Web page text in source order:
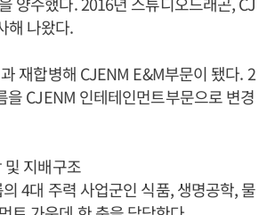
해 나왔다.
재합병해 CJENM E&M부문이 됐다. 2
을 CJENM 인테테인먼트부문으로 변경
지배구조
4대 주력 사업군인 식품, 생명공학, 물